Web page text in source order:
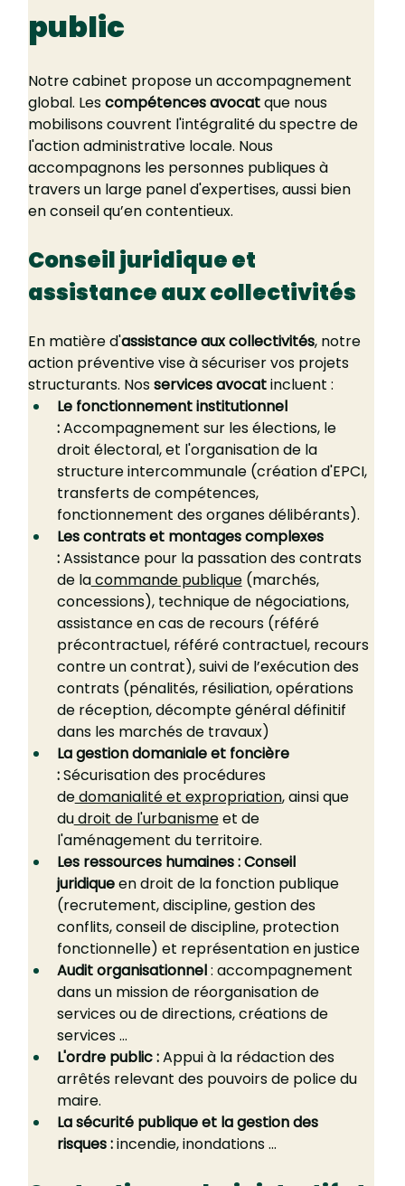
public
Notre cabinet propose un accompagnement
global. Les compétences avocat que nous
mobilisons couvrent l'intégralité du spectre de
l'action administrative locale. Nous
accompagnons les personnes publiques à
travers un large panel d'expertises, aussi bien
en conseil qu’en contentieux.
Conseil juridique et
assistance aux collectivités
En matière d'assistance aux collectivités, notre
action préventive vise à sécuriser vos projets
structurants. Nos services avocat incluent :
Le fonctionnement institutionnel
: Accompagnement sur les élections, le
droit électoral, et l'organisation de la
structure intercommunale (création d'EPCI,
transferts de compétences,
fonctionnement des organes délibérants).
Les contrats et montages complexes
: Assistance pour la passation des contrats
de la commande publique (marchés,
concessions), technique de négociations,
assistance en cas de recours (référé
précontractuel, référé contractuel, recours
contre un contrat), suivi de l’exécution des
contrats (pénalités, résiliation, opérations
de réception, décompte général définitif
dans les marchés de travaux)
La gestion domaniale et foncière
: Sécurisation des procédures
de domanialité et expropriation, ainsi que
du droit de l'urbanisme et de
l'aménagement du territoire.
Les ressources humaines :Conseil
juridique en droit de la fonction publique
(recrutement, discipline, gestion des
conflits, conseil de discipline, protection
fonctionnelle) et représentation en justice
Audit organisationnel : accompagnement
dans un mission de réorganisation de
services ou de directions, créations de
services …
L'ordre public : Appui à la rédaction des
arrêtés relevant des pouvoirs de police du
maire.
La sécurité publique et la gestion des
risques : incendie, inondations …